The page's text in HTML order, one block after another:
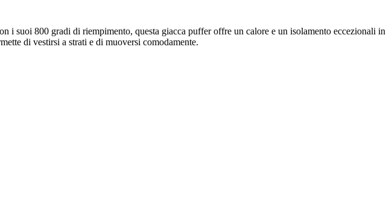
i suoi 800 gradi di riempimento, questa giacca puffer offre un calore e un isolamento eccezionali in
di vestirsi a strati e di muoversi comodamente.